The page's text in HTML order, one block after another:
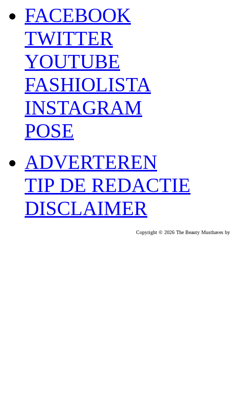
FACEBOOK
TWITTER
YOUTUBE
FASHIOLISTA
INSTAGRAM
POSE
ADVERTEREN
TIP DE REDACTIE
DISCLAIMER
Copyright © 2026 The Beauty Musthaves